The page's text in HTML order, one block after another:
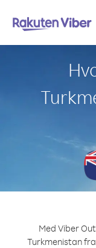
Med Viber
Turkmenistan